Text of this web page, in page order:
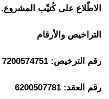
الاطّلاع على كُتيِّب المشروع.
التراخيص والأرقام
رقم الترخيص: 7200574751
رقم العقد: 6200507781